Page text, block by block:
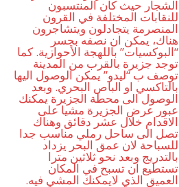
الشجار حيث كان المنتسبون
للنقابات المختلفة في القرون
المنصرمة يتجادلون ويتشاجرون
هناك، يمكن ان نصفه بجسر
“البوكسيات” باللهجة الأحوازية. كما
توجد جزيرة بالقرب من المدينة
توصف ب “ليدو” يمكن الوصول اليها
بالتاكسي او الباص البحري. وبعد
الوصول الى محطة الجزيرة يمكنك
عبور عرض الجزيرة مشيا على
الاقدام خلال عشر دقائق وهناك
تصل الى ساحل رملي مناسب جدا
للسباحة لان عمق البحر يزداد
بالتدريج وبعد نحو ثلاثين مترا
تستطيع ان تسبح في المكان
العميق الذي لايمكنك المشي فيه.